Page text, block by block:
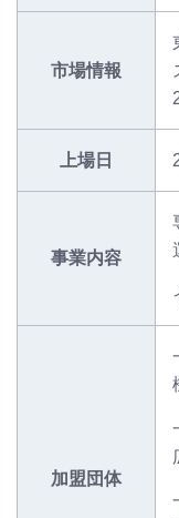
市場情報
上場日
事業内容
加盟団体